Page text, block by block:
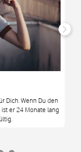
Dich. Wenn Du den
er 24 Monate lang